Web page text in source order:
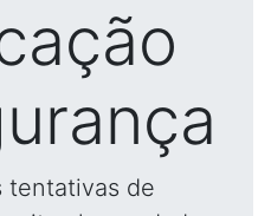
tentativas de